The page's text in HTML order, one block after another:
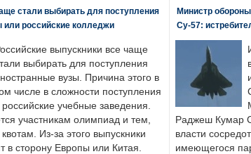
стали выбирать для поступления
или российские колледжи
выпускники все чаще
выбирать для поступления
вузы. Причина этого в
числе в сложности поступления
российские учебные заведения.
участникам олимпиад и тем,
Из-за этого выпускники
в сторону Европы или Китая.
Министр
Су-57:
Раджеш Кумар
власти
имеющегося